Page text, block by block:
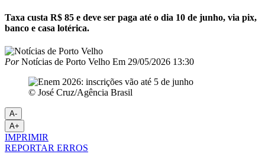
Taxa custa R$ 85 e deve ser paga até o dia 10 de junho, via pix,
banco e casa lotérica.
PorNotícias de Porto Velho Em 29/05/2026 13:30
© José Cruz/Agência Brasil
A-
A+
IMPRIMIR
REPORTAR ERROS